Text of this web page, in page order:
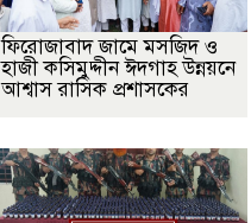
ফিরোজাবাদ জামে মসজিদ ও
হাজী কসিমুদ্দীন ঈদগাহ উন্নয়নে
আশ্বাস রাসিক প্রশাসকের